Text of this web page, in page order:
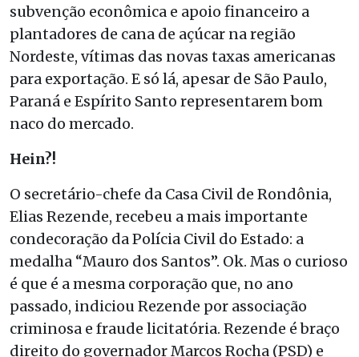
subvenção econômica e apoio financeiro a
plantadores de cana de açúcar na região
Nordeste, vítimas das novas taxas americanas
para exportação. E só lá, apesar de São Paulo,
Paraná e Espírito Santo representarem bom
naco do mercado.
Hein?!
O secretário-chefe da Casa Civil de Rondônia,
Elias Rezende, recebeu a mais importante
condecoração da Polícia Civil do Estado: a
medalha “Mauro dos Santos”. Ok. Mas o curioso
é que é a mesma corporação que, no ano
passado, indiciou Rezende por associação
criminosa e fraude licitatória. Rezende é braço
direito do governador Marcos Rocha (PSD) e